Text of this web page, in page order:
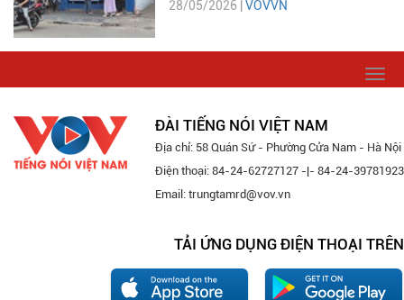
28/05/2026 | VOVVN
ĐÀI TIẾNG NÓI VIỆT NAM
Địa chỉ: 58 Quán Sứ - Phường Cửa Nam - Hà Nội
Điện thoại: 84-24-62727127 -|- 84-24-39781923
Email: trungtamrd@vov.vn
TẢI ỨNG DỤNG ĐIỆN THOẠI TRÊN